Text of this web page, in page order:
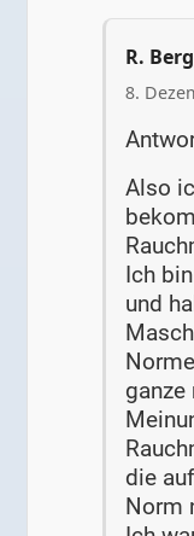
R.
8.
Also
Ich
und
die
Norm